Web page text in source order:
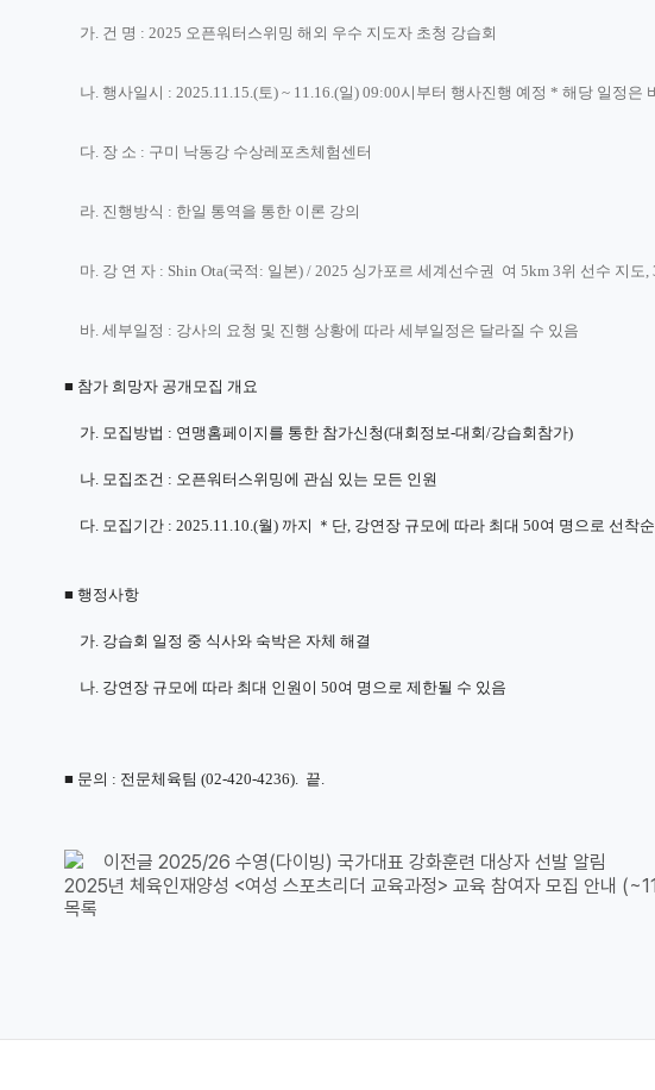
가. 건 명 : 2025 오픈워터스위밍 해외 우수 지도자 초청 강습회
나. 행사일시 : 2025.11.15.(토) ~ 11.16.(일) 09:00시부터 행사진행 예정 * 해당 일정은
다. 장 소 : 구미 낙동강 수상레포츠체험센터
라. 진행방식 : 한일 통역을 통한 이론 강의
마. 강 연 자 : Shin Ota(국적 : 일본) / 2025 싱가포르 세계선수권 여 5km 3위 선수 지도
바. 세부일정 : 강사의 요청 및 진행 상황에 따라 세부일정은 달라질 수 있음
■ 참가 희망자 공개모집 개요
가. 모집방법 : 연맹홈페이지를 통한 참가신청(대회정보-대회/강습회참가)
나. 모집조건 : 오픈워터스위밍에 관심 있는 모든 인원
다. 모집기간 : 2025.11.10.(월) 까지 ＊ 단, 강연장 규모에 따라 최대 50여 명으로 선착
■ 행정사항
가. 강습회 일정 중 식사와 숙박은 자체 해결
나. 강연장 규모에 따라 최대 인원이 50여 명으로 제한될 수 있음
■ 문의 : 전문체육팀 (02-420-4236). 끝.
이전글 2025/26 수영(다이빙) 국가대표 강화훈련 대상자 선발 알림
2025년 체육인재양성 <여성 스포츠리더 교육과정> 교육 참여자 모집 안내
목록